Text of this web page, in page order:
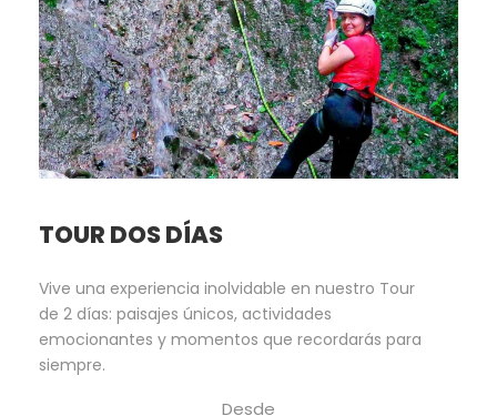
TOUR DOS DÍAS
Vive una experiencia inolvidable en nuestro Tour
de 2 días: paisajes únicos, actividades
emocionantes y momentos que recordarás para
siempre.
Desde